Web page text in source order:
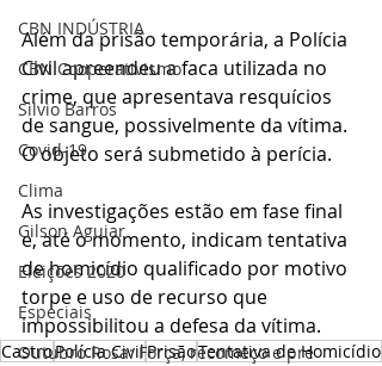
CBN INDÚSTRIA
CBN Cooperativismo
Silvio Barros
Covid-19
Clima
Gilson Aguiar
Eleições 2020
Especiais
Outubro Rosa: Força, recomeço e pre
Além da prisão temporária, a Polícia
Civil apreendeu a faca utilizada no
crime, que apresentava resquícios
de sangue, possivelmente da vítima.
O objeto será submetido à perícia.
As investigações estão em fase final
e, até o momento, indicam tentativa
de homicídio qualificado por motivo
torpe e uso de recurso que
impossibilitou a defesa da vítima.
CastroPolícia CivilPrisãoTentativa de Homicídio